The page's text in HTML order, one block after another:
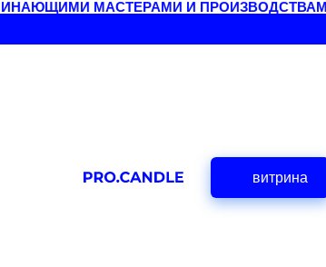
МАСТЕРАМИ И ПРОИЗВОДСТВАМИ
витрина